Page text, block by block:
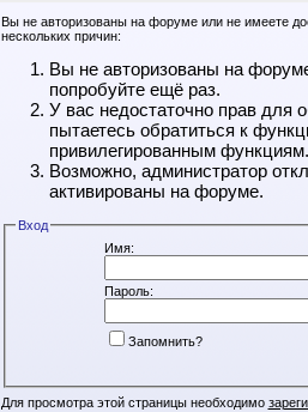
Вы не авторизованы на форуме или не имеете
нескольких причин:
Вы не авторизованы на
попробуйте ещё раз.
У вас недостаточно прав для
пытаетесь обратиться к
привилегированным функциям.
Возможно, администратор
активированы на форуме.
Вход
Имя:
Пароль:
Запомнить?
Для просмотра этой страницы необходимо